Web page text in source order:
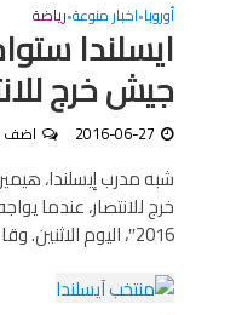
أوروبا•اخبار منوعة•رياضة
ايسلندا
جيش خرج
2016-06-27 اضف
شبه مدرب إيسلندا،
2016″، اليوم الاثنين. وقال هالغريمسون...